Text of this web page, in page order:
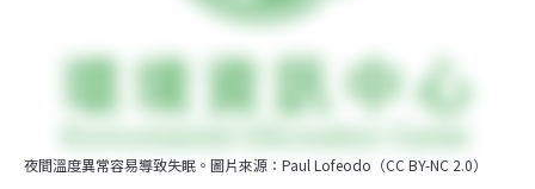
夜間溫度異常容易導致失眠。圖片來源：Paul Lofeodo（CC BY-NC 2.0）